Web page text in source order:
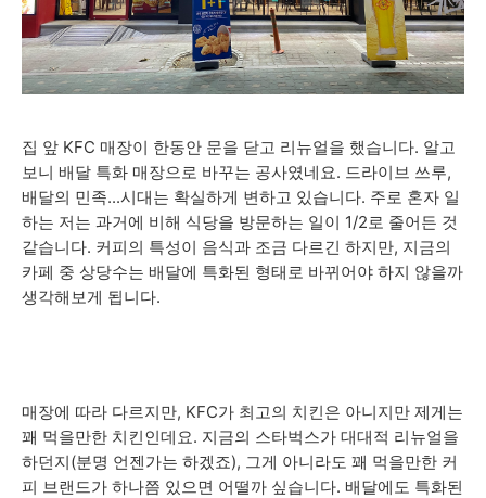
집 앞 KFC 매장이 한동안 문을 닫고 리뉴얼을 했습니다. 알고
보니 배달 특화 매장으로 바꾸는 공사였네요. 드라이브 쓰루,
배달의 민족...시대는 확실하게 변하고 있습니다. 주로 혼자 일
하는 저는 과거에 비해 식당을 방문하는 일이 1/2로 줄어든 것
같습니다. 커피의 특성이 음식과 조금 다르긴 하지만, 지금의
카페 중 상당수는 배달에 특화된 형태로 바뀌어야 하지 않을까
생각해보게 됩니다.
매장에 따라 다르지만, KFC가 최고의 치킨은 아니지만 제게는
꽤 먹을만한 치킨인데요. 지금의 스타벅스가 대대적 리뉴얼을
하던지(분명 언젠가는 하겠죠), 그게 아니라도 꽤 먹을만한 커
피 브랜드가 하나쯤 있으면 어떨까 싶습니다. 배달에도 특화된